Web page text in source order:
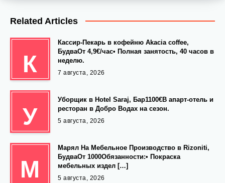
Related Articles
К
Кассир-Пекарь в кофейню Akacia coffee,
БудваОт 4,9€/час• Полная занятость, 40 часов в
неделю.
7 августа, 2026
У
Уборщик в Hotel Saraj, Бар1100€В апарт-отель и
ресторан в Добро Водах на сезон.
5 августа, 2026
М
Марял На Мебельное Производство в Rizoniti,
БудваОт 1000Обязанности:• Покраска
мебельных издел […]
5 августа, 2026